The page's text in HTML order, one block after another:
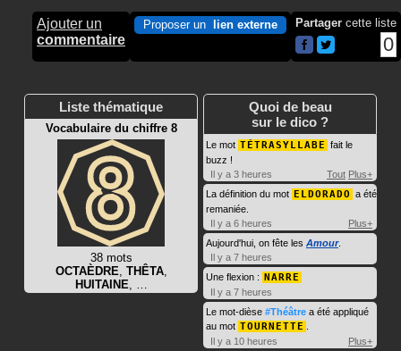
Ajouter un
commentaire
Proposer un lien externe Partager cette liste
0
Liste thématique
Vocabulaire du chiffre 8
38 mots
OCTAÈDRE, THÊTA,
HUITAINE, …
Quoi de beau
sur le dico ?
Le mot TÉTRASYLLABE fait le
buzz !
Il y a 3 heures
Tout Plus+
La définition du mot ELDORADO a été
remaniée.
Il y a 6 heures
Plus+
Aujourd'hui, on fête les Amour.
Il y a 7 heures
Une flexion :
NARRE
Il y a 7 heures
Le mot-dièse #Théâtre a été appliqué
au mot TOURNETTE
Il y a 10 heures
Plus+